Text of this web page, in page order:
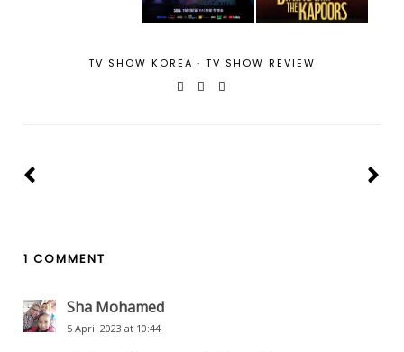
TV SHOW KOREA · TV SHOW REVIEW
1 COMMENT
Sha Mohamed
5 April 2023 at 10:44